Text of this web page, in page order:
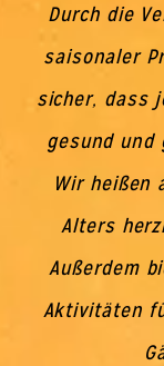
Durch die
saisonaler
sicher, dass
gesund und
Wir heißen
Alters
Außerdem
Aktivitäten